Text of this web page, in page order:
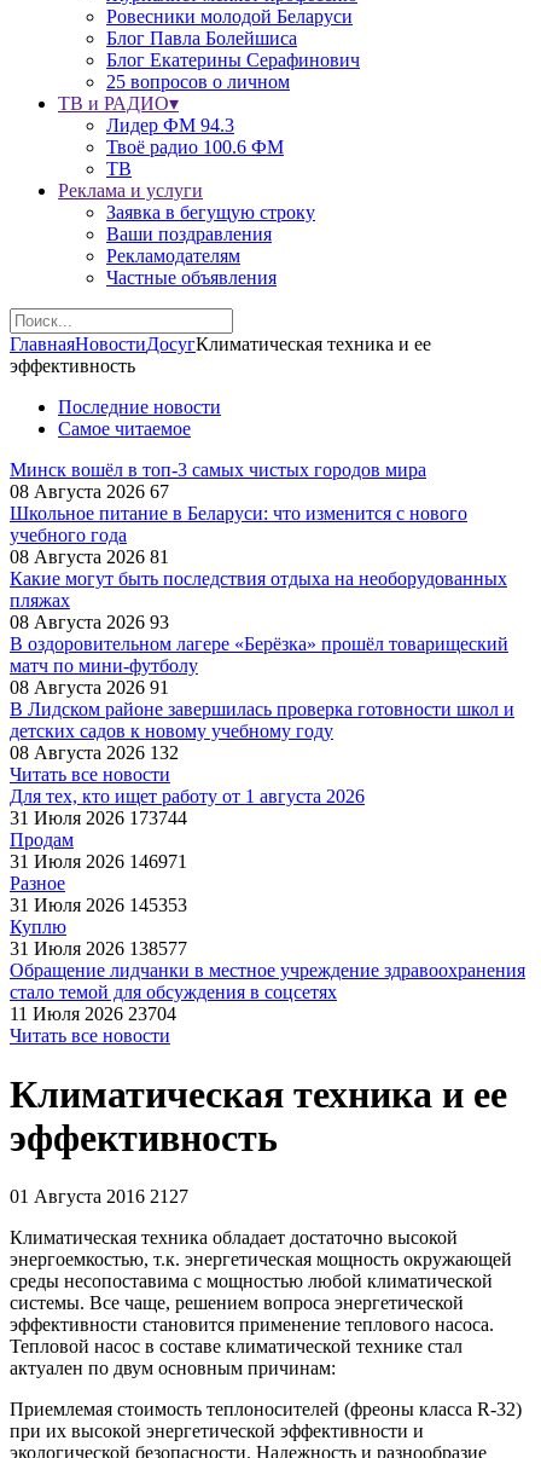
Ровесники молодой Беларуси
Блог Павла Болейшиса
Блог Екатерины Серафинович
25 вопросов о личном
ТВ и РАДИО▾
Лидер ФМ 94.3
Твоё радио 100.6 ФМ
ТВ
Реклама и услуги
Заявка в бегущую строку
Ваши поздравления
Рекламодателям
Частные объявления
ГлавнаяНовостиДосугКлиматическая техника и ее
эффективность
Последние новости
Самое читаемое
Минск вошёл в топ-3 самых чистых городов мира
08 Августа 2026 67
Школьное питание в Беларуси: что изменится с нового
учебного года
08 Августа 2026 81
Какие могут быть последствия отдыха на необорудованных
пляжах
08 Августа 2026 93
В оздоровительном лагере «Берёзка» прошёл товарищеский
матч по мини-футболу
08 Августа 2026 91
В Лидском районе завершилась проверка готовности школ и
детских садов к новому учебному году
08 Августа 2026 132
Читать все новости
Для тех, кто ищет работу от 1 августа 2026
31 Июля 2026 173744
Продам
31 Июля 2026 146971
Разное
31 Июля 2026 145353
Куплю
31 Июля 2026 138577
Обращение лидчанки в местное учреждение здравоохранения
стало темой для обсуждения в соцсетях
11 Июля 2026 23704
Читать все новости
Климатическая техника и ее
эффективность
01 Августа 2016 2127
Климатическая техника обладает достаточно высокой
энергоемкостью, т.к. энергетическая мощность окружающей
среды несопоставима с мощностью любой климатической
системы. Все чаще, решением вопроса энергетической
эффективности становится применение теплового насоса.
Тепловой насос в составе климатической технике стал
актуален по двум основным причинам:
Приемлемая стоимость теплоносителей (фреоны класса R-32)
при их высокой энергетической эффективности и
экологической безопасности. Надежность и разнообразие